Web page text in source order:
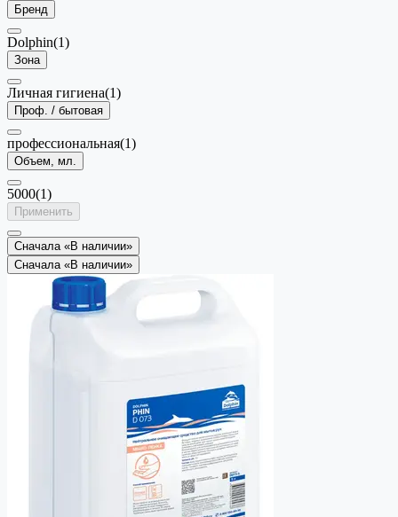
Бренд
Dolphin(1)
Зона
Личная гигиена(1)
Проф. / бытовая
профессиональная(1)
Объем, мл.
5000(1)
Применить
Сначала «В наличии»
Сначала «В наличии»